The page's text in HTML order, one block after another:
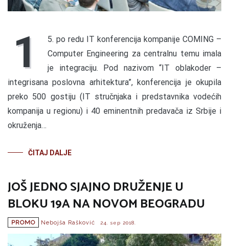
1
5. po redu IT konferencija kompanije COMING –
Computer Engineering za centralnu temu imala
je integraciju. Pod nazivom “IT oblakoder –
integrisana poslovna arhitektura”, konferencija je okupila
preko 500 gostiju (IT stručnjaka i predstavnika vodećih
kompanija u regionu) i 40 eminentnih predavača iz Srbije i
okruženja…
ČITAJ DALJE
JOŠ JEDNO SJAJNO DRUŽENJE U
BLOKU 19A NA NOVOM BEOGRADU
PROMO Nebojša Rašković 24. sep 2018.